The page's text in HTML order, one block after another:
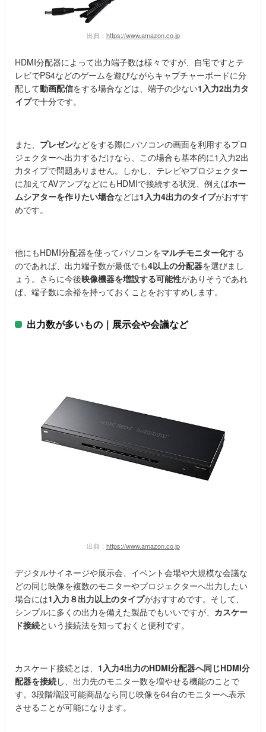
出典： https://www.amazon.co.jp
HDMI分配器によって出力端子数は様々ですが、自宅ですとテ
レビでPS4などのゲームを遊びながらキャプチャーボードに分
配して動画配信をする場合などは、端子の少ない1入力2出力タ
イプで十分です。
また、 プレゼンなどをする際にパソコンの画面を利用するプロ
ジェクターへ出力するだけなら、この場合も基本的に1入力2出
力タイプで問題ありません。しかし、テレビやプロジェクター
に加えてAVアンプなどにもHDMIで接続する状況、例えばホー
ムシアターを作りたい場合などは1入力4出力のタイプがおすす
めです。
他にもHDMI分配器を使ってパソコンをマルチモニター化する
のであれば、出力端子数が最低でも4以上の分配器を選びまし
ょう。さらに今後映像機器を増設する可能性がありそうであれ
ば、端子数に余裕を持っておくことをおすすめします。
出力数が多いもの｜展示会や会議など
出典： https://www.amazon.co.jp
デジタルサイネージや展示会、イベント会場や大規模な会議な
どの同じ映像を複数のモニターやプロジェクターへ出力したい
場合には1入力８出力以上のタイプがおすすめです。そして、
シンプルに多くの出力を備えた製品でもいいですが、 カスケー
ド接続という接続法を知っておくと便利です。
カスケード接続とは、 1入力4出力のHDMI分配器へ同じHDMI分
配器を接続し、出力先のモニター数を増やせる機能のことで
す。3段階増設可能商品なら同じ映像を64台のモニターへ表示
させることが可能になります。